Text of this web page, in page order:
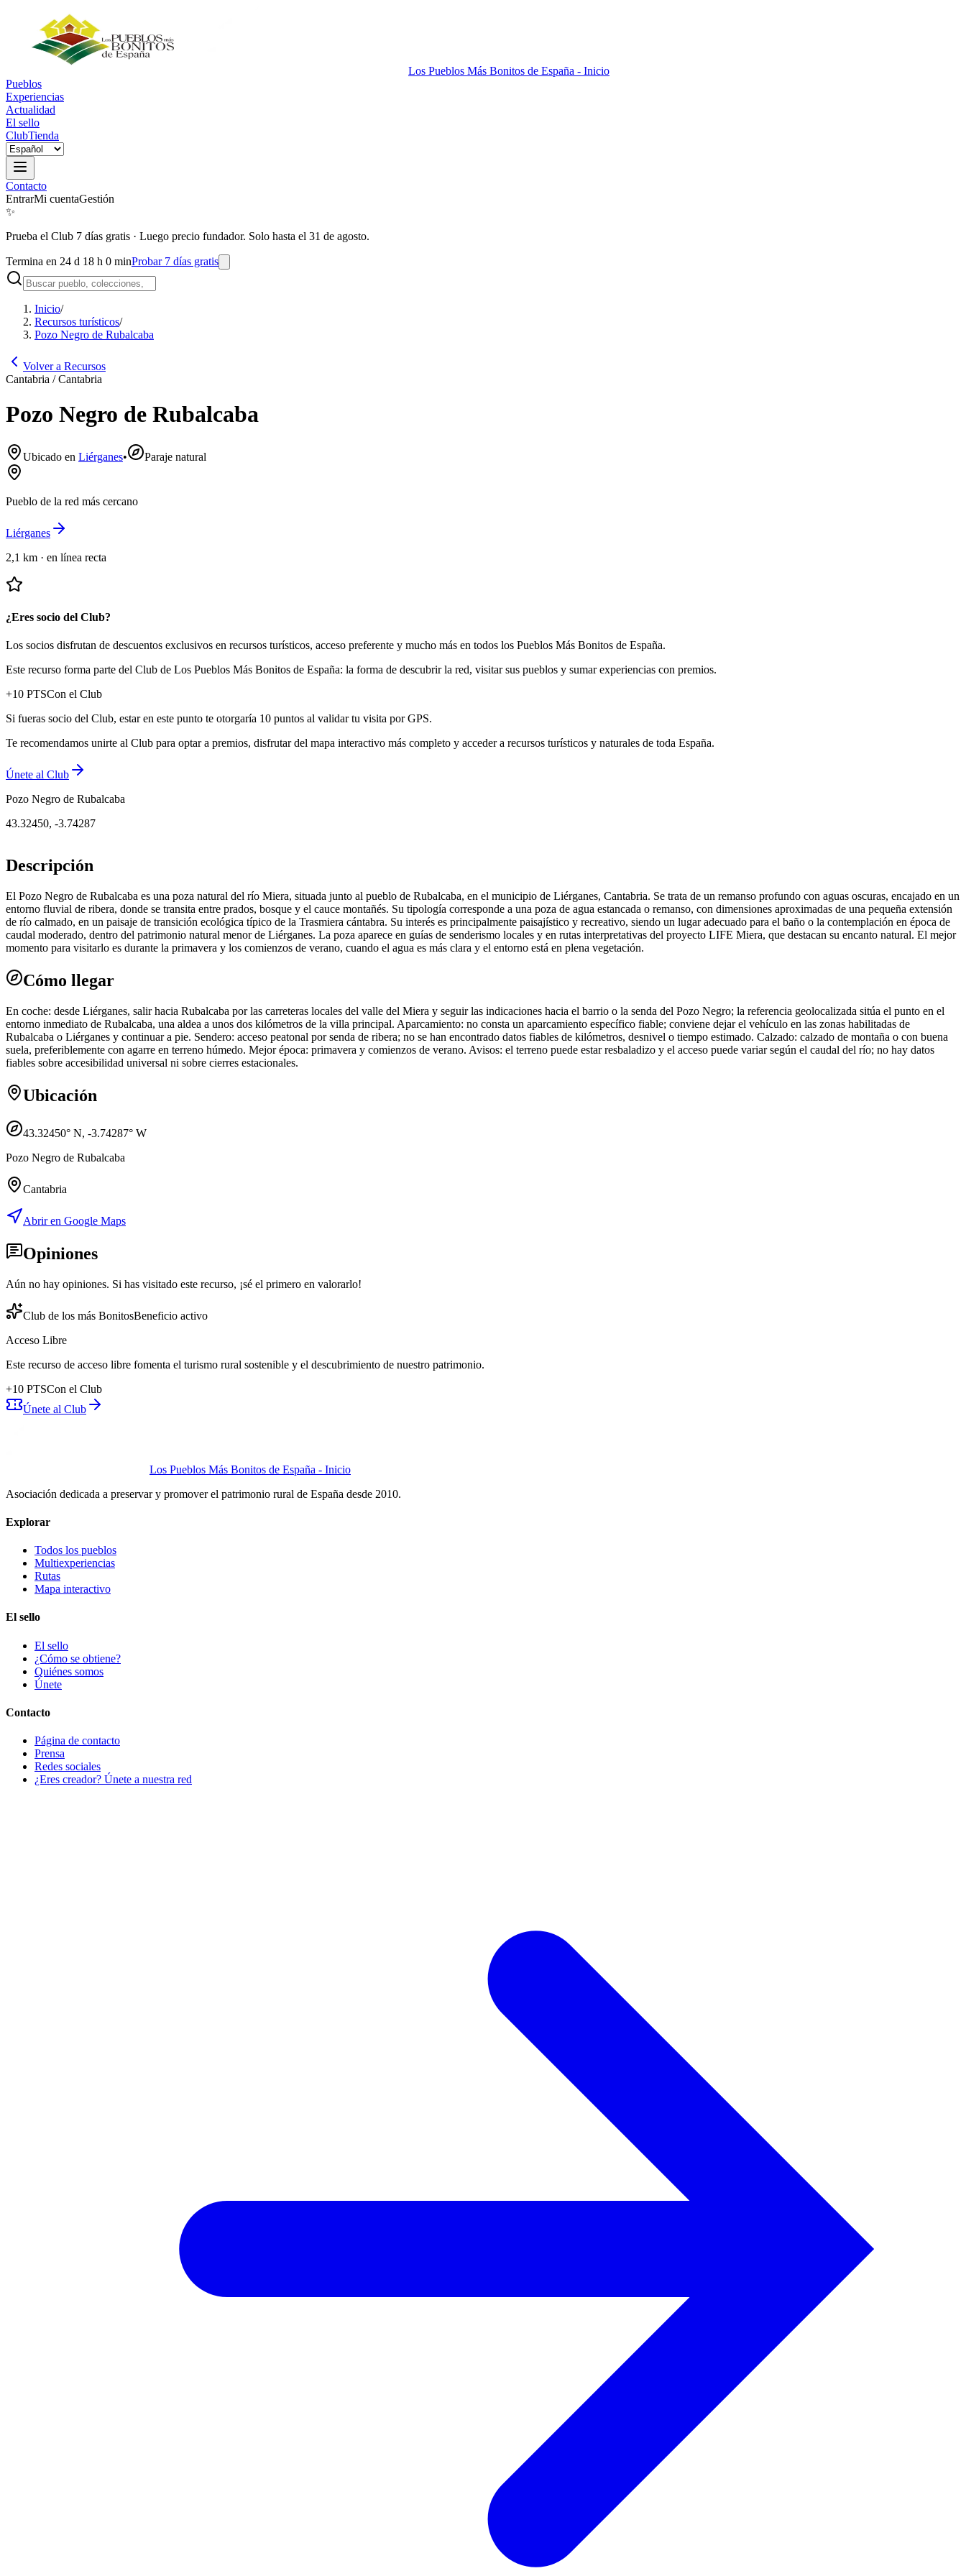
Los Pueblos Más Bonitos de España - Inicio
Pueblos
Experiencias
Actualidad
El sello
ClubTienda
Contacto
EntrarMi cuentaGestión
✨
Prueba el Club 7 días gratis · Luego precio fundador. Solo hasta el 31 de agosto.
Termina en 24 d 18 h 0 minProbar 7 días gratis
Inicio/
Recursos turísticos/
Pozo Negro de Rubalcaba
Volver a Recursos
Cantabria / Cantabria
Pozo Negro de Rubalcaba
Ubicado en Liérganes• Paraje natural
Pueblo de la red más cercano
Liérganes
2,1 km · en línea recta
¿Eres socio del Club?
Los socios disfrutan de descuentos exclusivos en recursos turísticos, acceso preferente y mucho más en todos los Pueblos Más Bonitos de España.
Este recurso forma parte del Club de Los Pueblos Más Bonitos de España: la forma de descubrir la red, visitar sus pueblos y sumar experiencias con premios.
+10 PTSCon el Club
Si fueras socio del Club, estar en este punto te otorgaría 10 puntos al validar tu visita por GPS.
Te recomendamos unirte al Club para optar a premios, disfrutar del mapa interactivo más completo y acceder a recursos turísticos y naturales de toda España.
Únete al Club
Pozo Negro de Rubalcaba
43.32450, -3.74287
Descripción
El Pozo Negro de Rubalcaba es una poza natural del río Miera, situada junto al pueblo de Rubalcaba, en el municipio de Liérganes, Cantabria. Se trata de un remanso profundo con aguas oscuras, encajado en un
entorno fluvial de ribera, donde se transita entre prados, bosque y el cauce montañés. Su tipología corresponde a una poza de agua estancada o remanso, con dimensiones aproximadas de una pequeña extensión
de río calmado, en un paisaje de transición ecológica típico de la Trasmiera cántabra. Su interés es principalmente paisajístico y recreativo, siendo un lugar adecuado para el baño o la contemplación en época de
caudal moderado, dentro del patrimonio natural menor de Liérganes. La poza aparece en guías de senderismo locales y en rutas interpretativas del proyecto LIFE Miera, que destacan su encanto natural. El mejor
momento para visitarlo es durante la primavera y los comienzos de verano, cuando el agua es más clara y el entorno está en plena vegetación.
Cómo llegar
En coche: desde Liérganes, salir hacia Rubalcaba por las carreteras locales del valle del Miera y seguir las indicaciones hacia el barrio o la senda del Pozo Negro; la referencia geolocalizada sitúa el punto en el
entorno inmediato de Rubalcaba, una aldea a unos dos kilómetros de la villa principal. Aparcamiento: no consta un aparcamiento específico fiable; conviene dejar el vehículo en las zonas habilitadas de
Rubalcaba o Liérganes y continuar a pie. Sendero: acceso peatonal por senda de ribera; no se han encontrado datos fiables de kilómetros, desnivel o tiempo estimado. Calzado: calzado de montaña o con buena
suela, preferiblemente con agarre en terreno húmedo. Mejor época: primavera y comienzos de verano. Avisos: el terreno puede estar resbaladizo y el acceso puede variar según el caudal del río; no hay datos
fiables sobre accesibilidad universal ni sobre cierres estacionales.
Ubicación
43.32450° N, -3.74287° W
Pozo Negro de Rubalcaba
Cantabria
Abrir en Google Maps
Opiniones
Aún no hay opiniones. Si has visitado este recurso, ¡sé el primero en valorarlo!
Club de los más BonitosBeneficio activo
Acceso Libre
Este recurso de acceso libre fomenta el turismo rural sostenible y el descubrimiento de nuestro patrimonio.
+10 PTSCon el Club
Únete al Club
Los Pueblos Más Bonitos de España - Inicio
Asociación dedicada a preservar y promover el patrimonio rural de España desde 2010.
Explorar
Todos los pueblos
Multiexperiencias
Rutas
Mapa interactivo
El sello
El sello
¿Cómo se obtiene?
Quiénes somos
Únete
Contacto
Página de contacto
Prensa
Redes sociales
¿Eres creador? Únete a nuestra red